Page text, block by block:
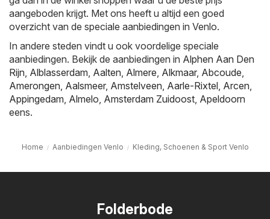
aangeboden krijgt. Met ons heeft u altijd een goed
overzicht van de speciale aanbiedingen in Venlo.
In andere steden vindt u ook voordelige speciale
aanbiedingen. Bekijk de aanbiedingen in Alphen Aan Den
Rijn, Alblasserdam, Aalten, Almere, Alkmaar, Abcoude,
Amerongen, Aalsmeer, Amstelveen, Aarle-Rixtel, Arcen,
Appingedam, Almelo, Amsterdam Zuidoost, Apeldoorn
eens.
Home Aanbiedingen Venlo Kleding, Schoenen & Sport Venlo
Folderbode